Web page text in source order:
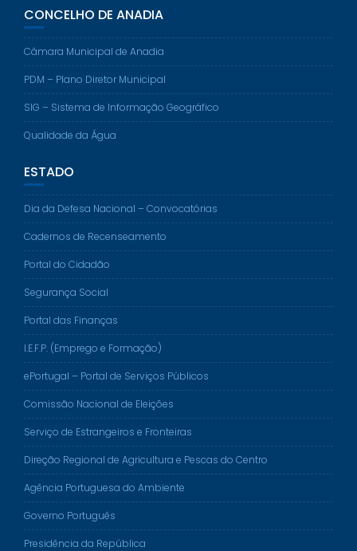
CONCELHO DE ANADIA
Câmara Municipal de Anadia
PDM – Plano Diretor Municipal
SIG – Sistema de Informação Geográfico
Qualidade da Água
ESTADO
Dia da Defesa Nacional – Convocatórias
Cadernos de Recenseamento
Portal do Cidadão
Segurança Social
Portal das Finanças
I.E.F.P. (Emprego e Formação)
ePortugal – Portal de Serviços Públicos
Comissão Nacional de Eleições
Serviço de Estrangeiros e Fronteiras
Direção Regional de Agricultura e Pescas do Centro
Agência Portuguesa do Ambiente
Governo Português
Presidência da República